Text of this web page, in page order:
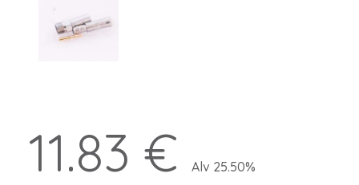
11.83 € Alv 25.50%